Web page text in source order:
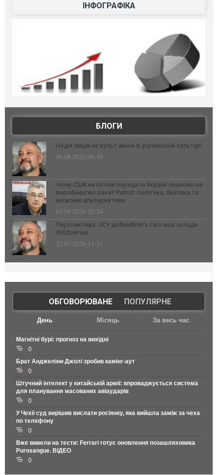
ІНФОГРАФІКА
БЛОГИ
Надія лише на культ жінки в українській культурі
06.08.2026 08:49
Чому США не готові передати Україні ліцензію на
виробництво ракет Patriot: політика, безпека та
можливі альтернативи
03.08.2026 20:24
Перспектива: ЗСУ добомблять і всі інші склади
Wildberries
23.07.2026 11:31
ОБГОВОРЮВАНЕ| ПОПУЛЯРНЕ
День Місяць За весь час
Магнітні бурі: прогноз на вихідні
0
Брат Анджеліни Джолі зробив камінг-аут
0
Штучний інтелект у китайській армії: впроваджується система
для планування масованих авіаударів
0
У Чехії суд вирішив вислати росіянку, яка вийшла заміж за чеха
по телефону
0
Вже вивели на тести: Ferrari готує оновлення позашляховика
Purosangue. ВІДЕО
0